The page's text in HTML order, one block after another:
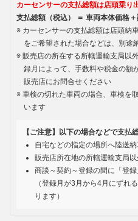
カーセンサーの支払総額は店頭乗り
支払総額（税込） ＝ 車両本体価格＋
カーセンサーの支払総額は店頭納
をご希望された場合などは、別途
販売店の所在する所轄運輸支局以
録月によって、手数料や税金の額
販売店にお問合せください
車検の切れた車両の場合、車検を
います
【ご注意】以下の場合などで支払
自宅などの指定の場所へ陸送
販売店所在地の所轄運輸支局
商談～契約～登録の間に「登
（登録月が3月から4月にずれ
ります）